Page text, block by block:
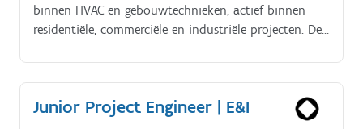
binnen HVAC en gebouwtechnieken, actief binnen
residentiële, commerciële en industriële projecten. De
kwaliteit, efficiëntie en duurzaamheid centraal staan.
Junior Project Engineer | E&I